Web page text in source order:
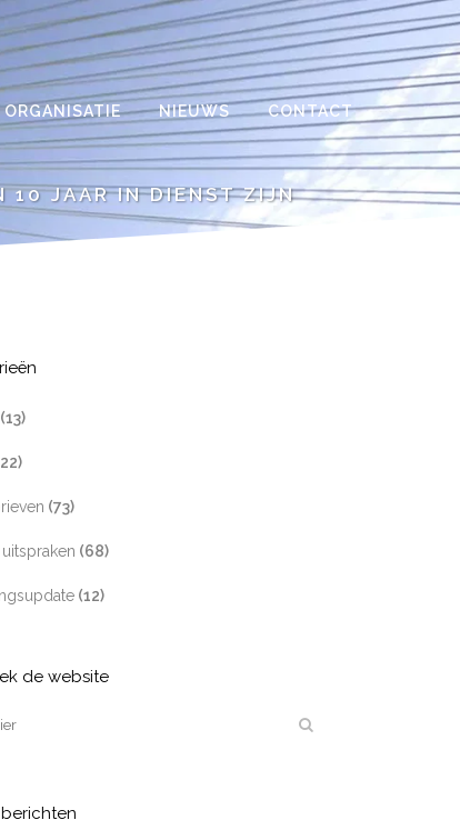
ORGANISATIE NIEUWS CONTACT
10 JAAR IN DIENST ZIJN
(13)
(73)
(68)
(12)
de website